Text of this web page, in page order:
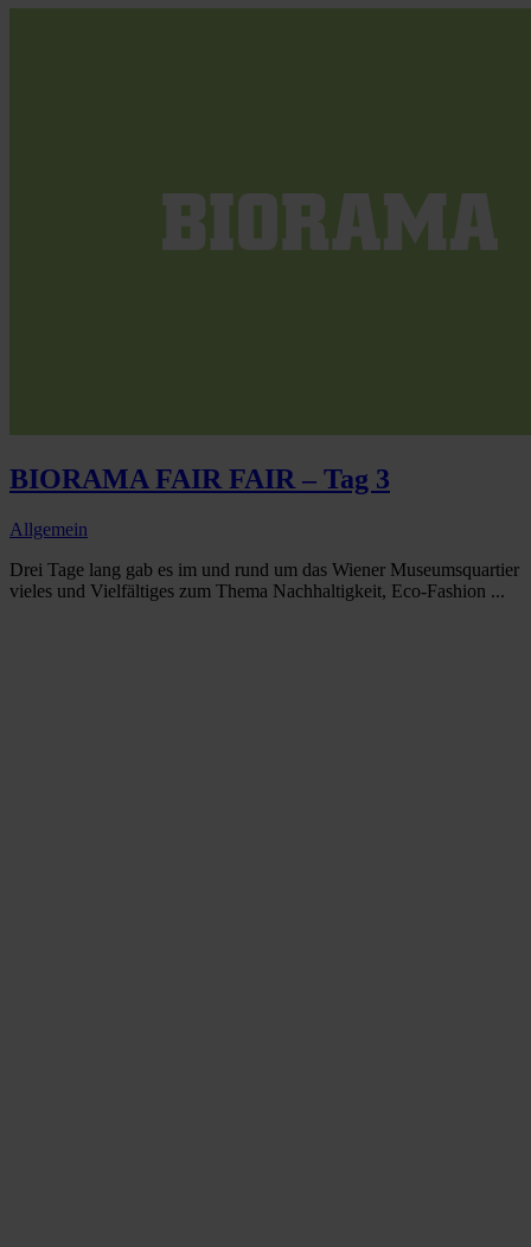
BIORAMA FAIR FAIR – Tag 3
Allgemein
Drei Tage lang gab es im und rund um das Wiener Museumsquartier
vieles und Vielfältiges zum Thema Nachhaltigkeit, Eco-Fashion ...